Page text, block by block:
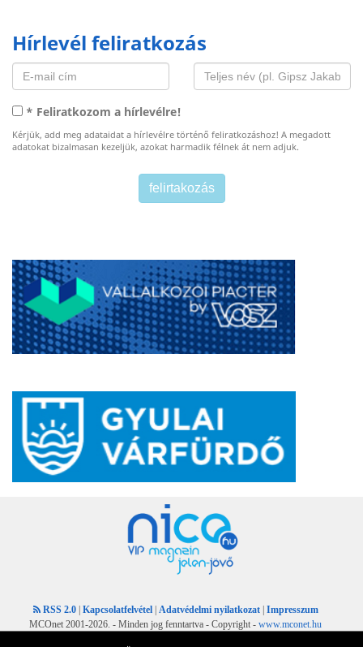
Hírlevél feliratkozás
* Feliratkozom a hírlevélre!
Kérjük, add meg adataidat a hírlevélre történő feliratkozáshoz! A megadott
adatokat bizalmasan kezeljük, azokat harmadik félnek át nem adjuk.
RSS 2.0 | Kapcsolatfelvétel | Adatvédelmi nyilatkozat | Impresszum
MCOnet 2001-2026. - Minden jog fenntartva - Copyright - www.mconet.hu